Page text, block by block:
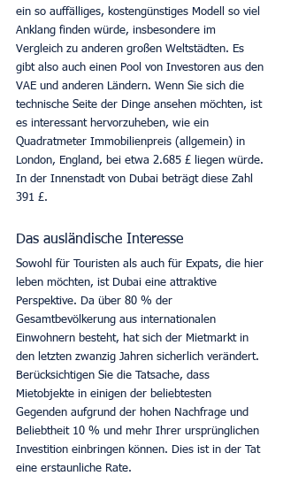
ein so auffälliges, kostengünstiges Modell so viel
Anklang finden würde, insbesondere im
Vergleich zu anderen großen Weltstädten. Es
gibt also auch einen Pool von Investoren aus den
VAE und anderen Ländern. Wenn Sie sich die
technische Seite der Dinge ansehen möchten, ist
es interessant hervorzuheben, wie ein
Quadratmeter Immobilienpreis (allgemein) in
London, England, bei etwa 2.685 £ liegen würde.
In der Innenstadt von Dubai beträgt diese Zahl
391 £.
Das ausländische Interesse
Sowohl für Touristen als auch für Expats, die hier
leben möchten, ist Dubai eine attraktive
Perspektive. Da über 80 % der
Gesamtbevölkerung aus internationalen
Einwohnern besteht, hat sich der Mietmarkt in
den letzten zwanzig Jahren sicherlich verändert.
Berücksichtigen Sie die Tatsache, dass
Mietobjekte in einigen der beliebtesten
Gegenden aufgrund der hohen Nachfrage und
Beliebtheit 10 % und mehr Ihrer ursprünglichen
Investition einbringen können. Dies ist in der Tat
eine erstaunliche Rate.